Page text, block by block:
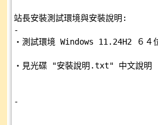
站長安裝測試環境與安裝說明:
-
‧測試環境 Windows 11.24H2 ６４
‧見光碟 "安裝說明.txt" 中文說明
-